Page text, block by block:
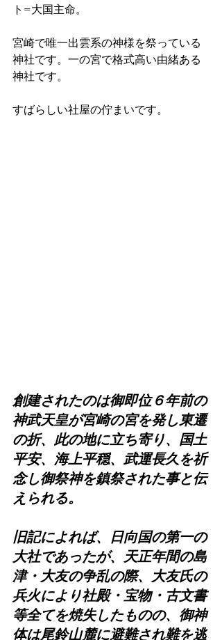
ト=大国主命。
宮崎で唯一出雲系の神様を祭っている
神社です。一の宮で格式高い由緒ある
神社です。
すばらしい社屋の佇まいです。
創建されたのは御即位６年前の
神武天皇が宮崎の宮を発し東遷
の折、此の地に立ち寄り、国土
平安、海上平穏、武運長久を祈
念し御祭神を鎮祭された事と伝
えられる。
旧記によれば、日向国の第一の
大社であったが、天正年間の島
津・大友の争乱の際、大友氏の
兵火により社殿・宝物・古文書
等全てを焼失したものの、御神
体は尾鈴山麓に避難され難を逃